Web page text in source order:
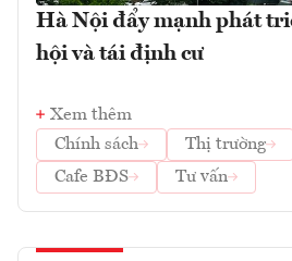
Hà Nội đẩy mạnh phát
hội và tái định cư
Xem thêm
Chính sách
Thị trường
Cafe BĐS
Tư vấn